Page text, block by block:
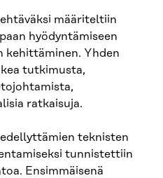
määriteltiin
hyödyntämiseen
kehittäminen. Yhden
tutkimusta,
ratkaisuja.
teknisten
tunnistettiin
Ensimmäisenä